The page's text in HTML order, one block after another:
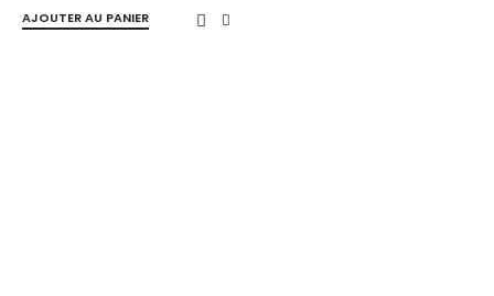
AJOUTER AU PANIER